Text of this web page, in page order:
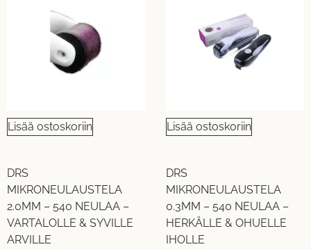
Lisää ostoskoriin
DRS
MIKRONEULAUSTELA
2.0MM – 540 NEULAA –
VARTALOLLE & SYVILLE
ARVILLE
Lisää ostoskoriin
DRS
MIKRONEULAUSTELA
0.3MM – 540 NEULAA –
HERKÄLLE & OHUELLE
IHOLLE